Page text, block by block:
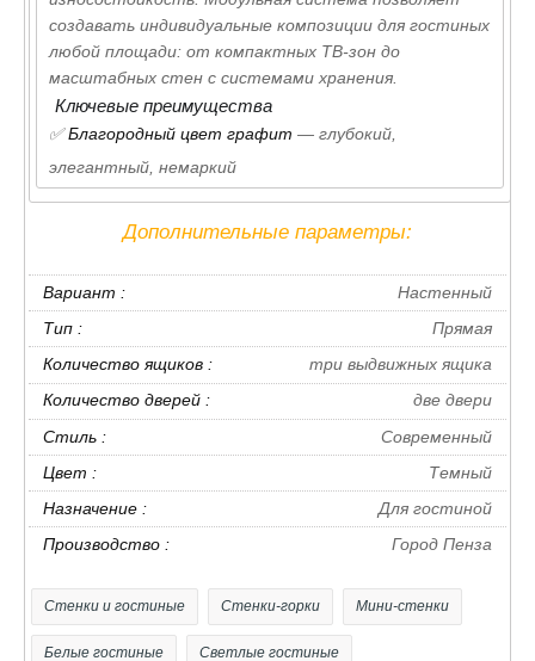
создавать индивидуальные композиции для гостиных
любой площади: от компактных ТВ-зон до
масштабных стен с системами хранения.
Ключевые преимущества
✅Благородный цвет графит — глубокий,
элегантный, немаркий
✅Современный дизайн— лаконичные формы,
чистые линии
долговечность
✅Практичность
— легкий уход, устойчивость к
загрязнениям
✅Модульность— создайте композицию под вашу
гостиную
✅Быстрая доставка
- Материал изделия ЛДСП соответствующий всем
стандартам качества
- три выдвижных ящика с использованием механизма
полного выдвижения и плавного закрывания, дно
Дополнительные параметры:
Вариант :
Настенный
Тип :
Прямая
Количество ящиков :
три выдвижных ящика
Количество дверей :
две двери
Стиль :
Современный
Цвет :
Темный
Назначение :
Для гостиной
Производство :
Город Пенза
Стенки и гостиные Стенки-горки Мини-стенки
Белые гостиные Светлые гостиные